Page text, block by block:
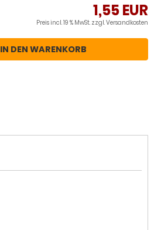
1,55 EUR
Preis incl. 19 % MwSt. zzgl.Versandkosten
IN DEN WARENKORB